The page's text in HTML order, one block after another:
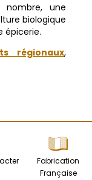
une
biologique
épicerie.
régionaux,
Fabrication
Française